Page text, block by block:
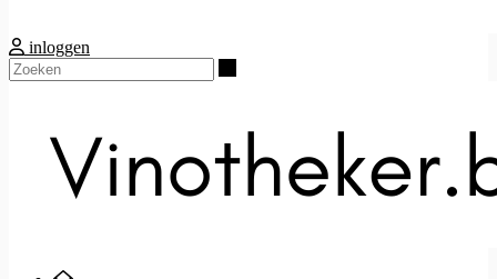
inloggen